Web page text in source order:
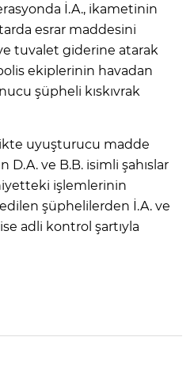
İ.A., ikametinin
esrar maddesini
tuvalet giderine atarak
ekiplerinin havadan
şüpheli kıskıvrak
uyuşturucu madde
D.A. ve B.B. isimli şahıslar
işlemlerinin
şüphelilerden İ.A. ve
adli kontrol şartıyla